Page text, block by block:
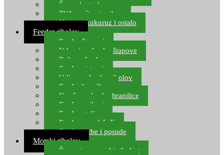
Šaranske torbe
PVA vrećice i pribor
Umjetni kukuruz i ostalo
Feeder ribolov
Feeder štapovi
Vrhovi za feeder štapove
Role za feeder
Feeder sistemi
Udice za feeder ribolov
Feeder hranilice
Kopče za feeder hranilice
Feeder najloni
Feeder stolice
Feeder arm držači
Feeder torbe i posude
Morski ribolov
Štapovi za morski ribolov